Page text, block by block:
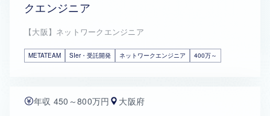
クエンジニア
【大阪】ネットワークエンジニア
METATEAM SIer・受託開発 ネットワークエンジニア 400万～
年収 450～800万円 大阪府